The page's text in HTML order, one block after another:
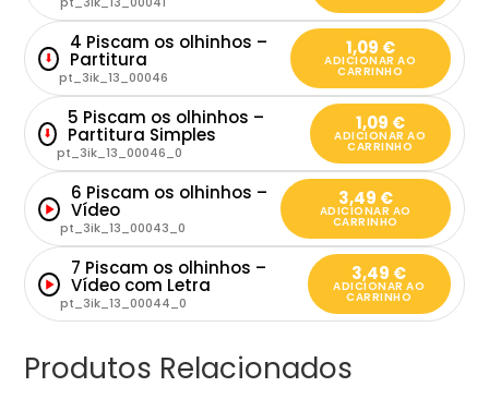
⬇
4 Piscam os olhinhos –
Partitura
pt_3ik_13_00046
1,09 €
ADICIONAR AO
CARRINHO
⬇
5 Piscam os olhinhos –
Partitura Simples
pt_3ik_13_00046_0
1,09 €
ADICIONAR AO
CARRINHO
6 Piscam os olhinhos –
Vídeo
pt_3ik_13_00043_0
3,49 €
ADICIONAR AO
CARRINHO
7 Piscam os olhinhos –
Vídeo com Letra
pt_3ik_13_00044_0
3,49 €
ADICIONAR AO
CARRINHO
Produtos Relacionados